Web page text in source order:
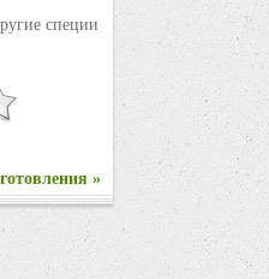
специи
»